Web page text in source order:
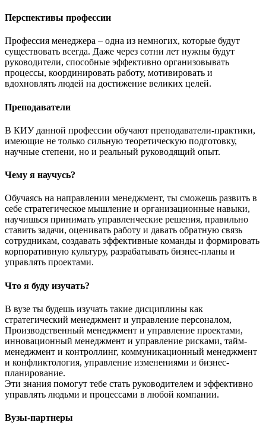
Перспективы профессии
Профессия менеджера – одна из немногих, которые будут
существовать всегда. Даже через сотни лет нужны будут
руководители, способные эффективно организовывать
процессы, координировать работу, мотивировать и
вдохновлять людей на достижение великих целей.
Преподаватели
В КИУ данной профессии обучают преподаватели-практики,
имеющие не только сильную теоретическую подготовку,
научные степени, но и реальный руководящий опыт.
Чему я научусь?
Обучаясь на направлении менеджмент, ты сможешь развить в
себе стратегическое мышление и организационные навыки,
научишься принимать управленческие решения, правильно
ставить задачи, оценивать работу и давать обратную связь
сотрудникам, создавать эффективные команды и формировать
корпоративную культуру, разрабатывать бизнес-планы и
управлять проектами.
Что я буду изучать?
В вузе ты будешь изучать такие дисциплины как
стратегический менеджмент и управление персоналом,
Производственный менеджмент и управление проектами,
инновационный менеджмент и управление рисками, тайм-
менеджмент и контроллинг, коммуникационный менеджмент
и конфликтология, управление изменениями и бизнес-
планирование.
Эти знания помогут тебе стать руководителем и эффективно
управлять людьми и процессами в любой компании.
Вузы-партнеры